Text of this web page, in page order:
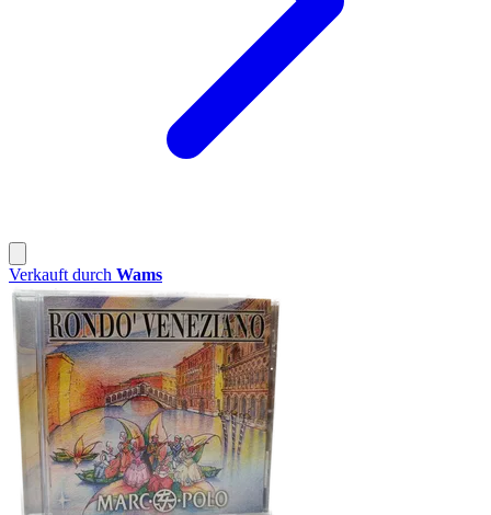
Verkauft durch Wams